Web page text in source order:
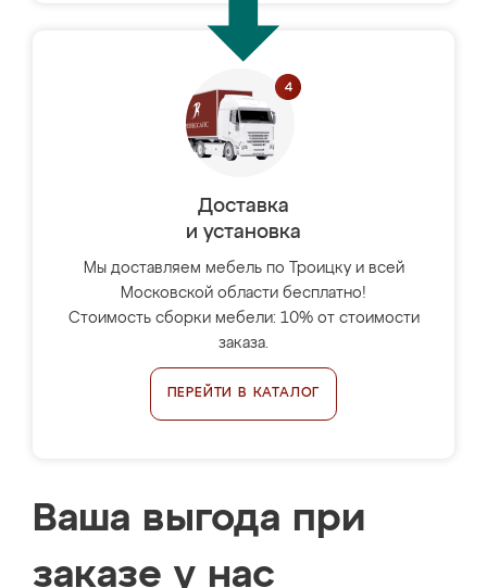
Доставка
и установка
Мы доставляем мебель по Троицку и всей
Московской области бесплатно!
Стоимость сборки мебели: 10% от стоимости
заказа.
ПЕРЕЙТИ В КАТАЛОГ
Ваша выгода при
заказе у нас